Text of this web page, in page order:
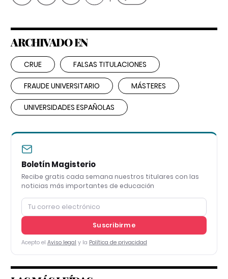
ARCHIVADO EN
CRUE FALSAS TITULACIONES
FRAUDE UNIVERSITARIO MÁSTERES
UNIVERSIDADES ESPAÑOLAS
Boletín Magisterio
Recibe gratis cada semana nuestros titulares con las
noticias más importantes de educación
Suscribirme
Acepto el Aviso legal y la Política de privacidad